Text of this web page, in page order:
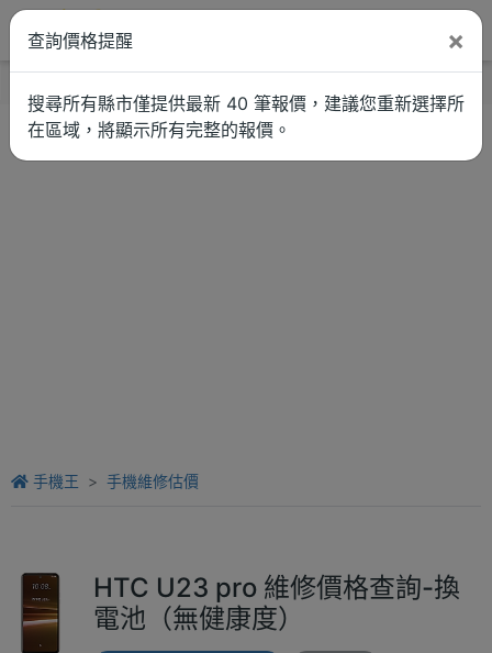
手機王 手機維修估價
HTC U23 pro 維修價格查詢-換
電池（無健康度）
查詢價格提醒 ×
搜尋所有縣市僅提供最新 40 筆報價，建議您重新選擇所
在區域，將顯示所有完整的報價。